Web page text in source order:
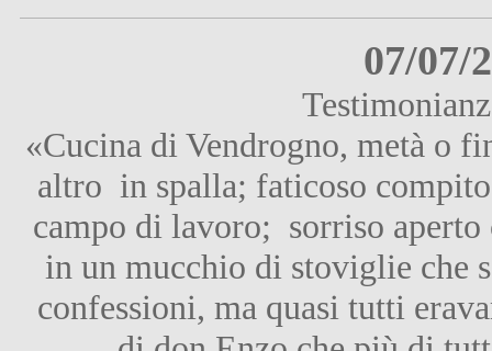
07/07/
«Cucina di Vendrogno, metà o
altro in spalla; faticoso
campo di lavoro; sorriso
in un mucchio di stoviglie che
confessioni, ma quasi tutti